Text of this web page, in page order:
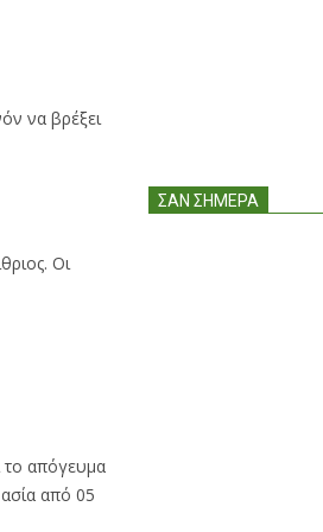
να βρέξει
Οι
το απόγευμα
από 05
ΣΑΝ ΣΉΜΕΡΑ